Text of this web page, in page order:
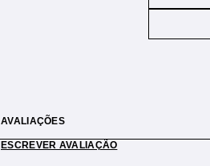
AVALIAÇÕES
ESCREVER AVALIAÇÃO